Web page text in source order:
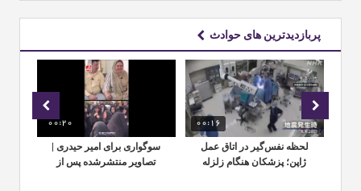
پربازدیدترین های حوادث
00:16
لحظه نفس‌گیر در اتاق عمل
ژاپن؛ پزشکان هنگام زلزله
00:20
سوگواری برای امیر حیدری |
تصاویر منتشرشده پس از